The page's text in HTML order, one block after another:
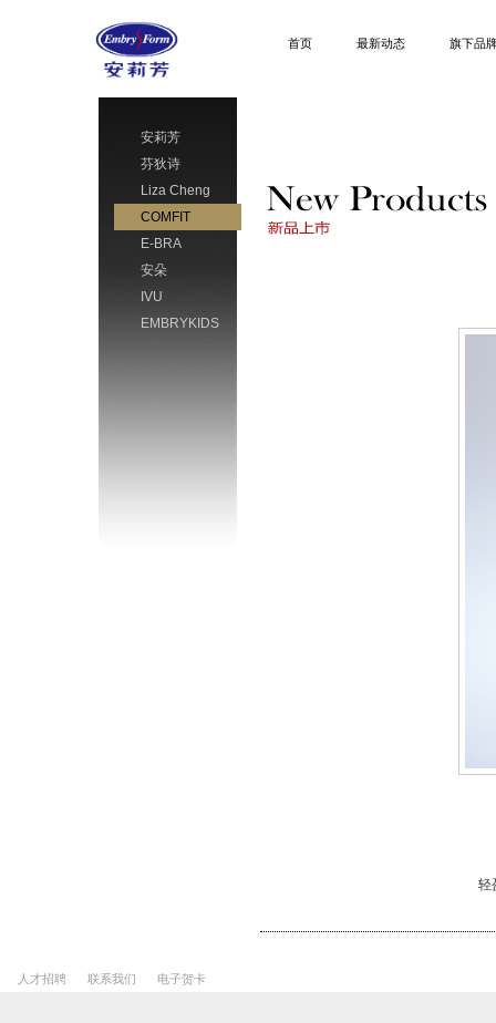
首页 最新动态 旗下品
安莉芳
芬狄诗
Liza Cheng
COMFIT
E-BRA
安朵
IVU
EMBRYKIDS
轻
人才招聘 联系我们 电子贺卡